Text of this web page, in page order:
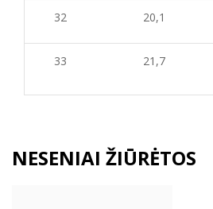
32 20,1
33 21,7
NESENIAI ŽIŪRĖTOS